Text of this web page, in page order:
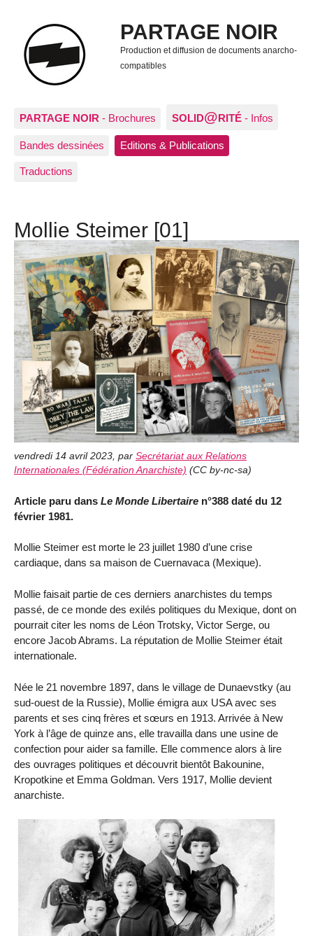
PARTAGE NOIR
Production et diffusion de documents anarcho-
compatibles
PARTAGE NOIR - Brochures SOLID@RITÉ - Infos
Bandes dessinées Editions & Publications
Traductions
Mollie Steimer [01]
vendredi 14 avril 2023 par Secrétariat aux Relations
Internationales (Fédération Anarchiste) (CC by-nc-sa)
Article paru dans Le Monde Libertaire n°388 daté du 12
février 1981.
Mollie Steimer est morte le 23 juillet 1980 d’une crise
cardiaque, dans sa maison de Cuernavaca (Mexique).
Mollie faisait partie de ces derniers anarchistes du temps
passé, de ce monde des exilés politiques du Mexique, dont on
pourrait citer les noms de Léon Trotsky, Victor Serge, ou
encore Jacob Abrams. La réputation de Mollie Steimer était
internationale.
Née le 21 novembre 1897, dans le village de Dunaevstky (au
sud-ouest de la Russie), Mollie émigra aux USA avec ses
parents et ses cinq frères et sœurs en 1913. Arrivée à New
York à l’âge de quinze ans, elle travailla dans une usine de
confection pour aider sa famille. Elle commence alors à lire
des ouvrages politiques et découvrit bientôt Bakounine,
Kropotkine et Emma Goldman. Vers 1917, Mollie devient
anarchiste.